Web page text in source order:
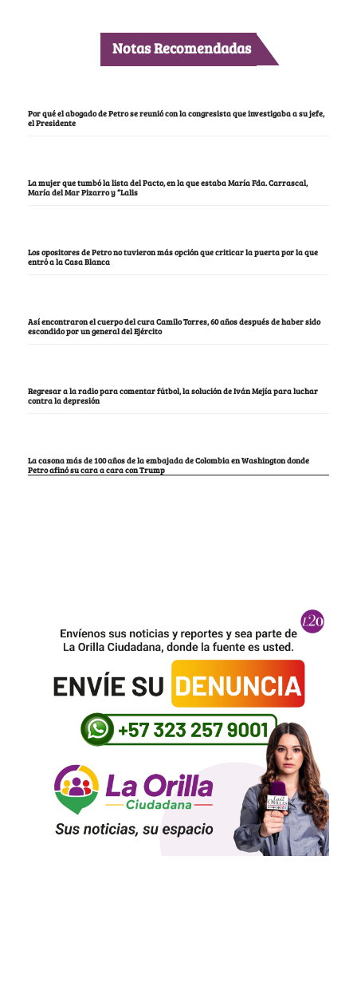
Notas Recomendadas
Por qué el abogado de Petro se reunió con la congresista que investigaba a su jefe,
el Presidente
La mujer que tumbó la lista del Pacto, en la que estaba María Fda. Carrascal,
María del Mar Pizarro y “Lalis
Los opositores de Petro no tuvieron más opción que criticar la puerta por la que
entró a la Casa Blanca
Así encontraron el cuerpo del cura Camilo Torres, 60 años después de haber sido
escondido por un general del Ejército
Regresar a la radio para comentar fútbol, la solución de Iván Mejía para luchar
contra la depresión
La casona más de 100 años de la embajada de Colombia en Washington donde
Petro afinó su cara a cara con Trump